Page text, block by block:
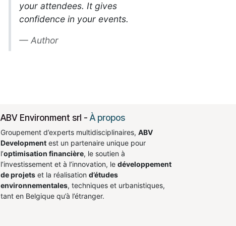
your attendees. It gives
confidence in your events.
Author
ABV Environment srl - À propos
Groupement d’experts multidisciplinaires, ABV
Development est un partenaire unique pour
l’optimisation financière, le soutien à
l’investissement et à l’innovation, le développement
de projets et la réalisation d’études
environnementales, techniques et urbanistiques,
tant en Belgique qu’à l’étranger.